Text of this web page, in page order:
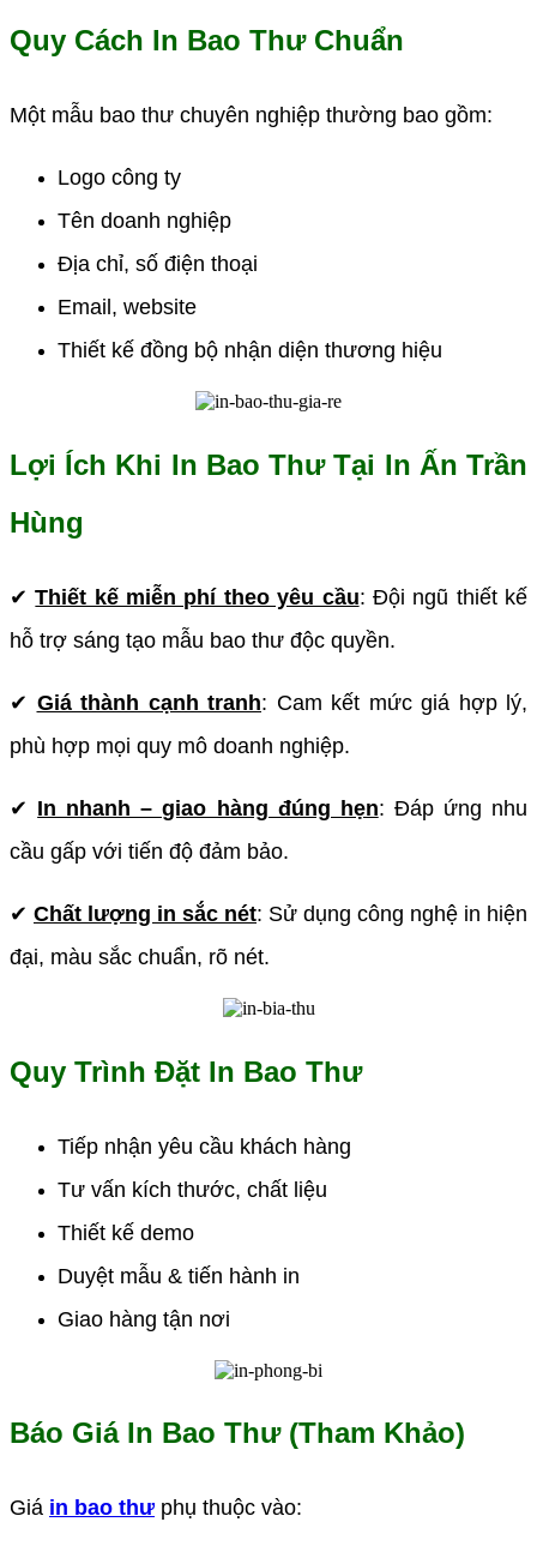
Quy Cách In Bao Thư Chuẩn
Một mẫu bao thư chuyên nghiệp thường bao gồm:
Logo công ty
Tên doanh nghiệp
Địa chỉ, số điện thoại
Email, website
Thiết kế đồng bộ nhận diện thương hiệu
Lợi Ích Khi In Bao Thư Tại In Ấn Trần
Hùng
✔Thiết kế miễn phí theo yêu cầu: Đội ngũ thiết kế
hỗ trợ sáng tạo mẫu bao thư độc quyền.
✔ Giá thành cạnh tranh: Cam kết mức giá hợp lý,
phù hợp mọi quy mô doanh nghiệp.
✔ In nhanh – giao hàng đúng hẹn: Đáp ứng nhu
cầu gấp với tiến độ đảm bảo.
✔ Chất lượng in sắc nét: Sử dụng công nghệ in hiện
đại, màu sắc chuẩn, rõ nét.
Quy Trình Đặt In Bao Thư
Tiếp nhận yêu cầu khách hàng
Tư vấn kích thước, chất liệu
Thiết kế demo
Duyệt mẫu & tiến hành in
Giao hàng tận nơi
Báo Giá In Bao Thư (Tham Khảo)
Giá in bao thư phụ thuộc vào: